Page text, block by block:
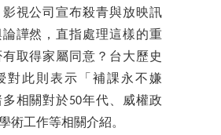
視公司宣布殺青與放映訊
譁然，直指處理這樣的重
取得家屬同意？台大歷史
對此則表示「補課永不嫌
相關對於50年代、威權政
術工作等相關介紹。